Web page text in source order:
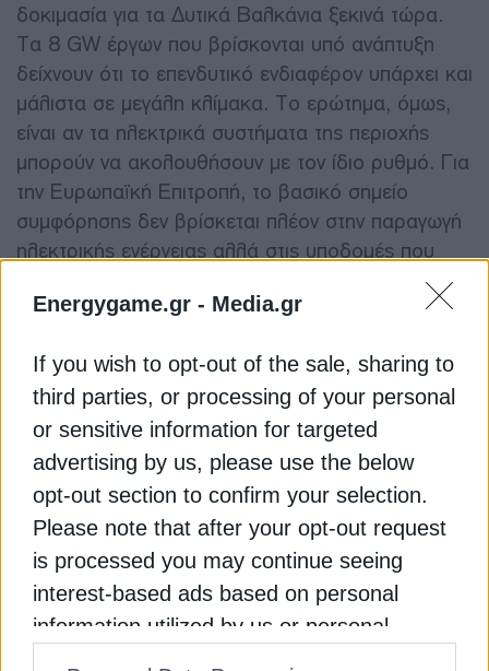
Energygame.gr - Media.gr
If you wish to opt-out of the sale, sharing to
third parties, or processing of your personal
or sensitive information for targeted
advertising by us, please use the below
opt-out section to confirm your selection.
Please note that after your opt-out request
is processed you may continue seeing
interest-based ads based on personal
information utilized by us or personal
δοκιμασία για τα Δυτικά Βαλκάνια ξεκινά τώρα.
Τα 8 GW έργων που βρίσκονται υπό ανάπτυξη
δείχνουν ότι το επενδυτικό ενδιαφέρον υπάρχει και
μάλιστα σε μεγάλη κλίμακα. Το ερώτημα, όμως,
είναι αν τα ηλεκτρικά συστήματα της περιοχής
μπορούν να ακολουθήσουν με τον ίδιο ρυθμό. Για
την Ευρωπαϊκή Επιτροπή, το βασικό σημείο
συμφόρησης δεν βρίσκεται πλέον στην παραγωγή
ηλεκτρικής ενέργειας αλλά στις υποδομές που
διαχειριστούν.
Τα δίκτυα μεταφοράς και διανομής της περιοχής
δεν έχουν σχεδιαστεί για να διαχειριστούν μεγάλες
ποσότητες μεταβλητής παραγωγής από ΑΠΕ.
Πρόκειται για υποδομές που αναπτύχθηκαν γύρω
από ένα παλαιότερο μοντέλο, με λίγες μεγάλες
μονάδες ηλεκτροπαραγωγής και
μονοκατευθυντικές ροές ενέργειας. Η μετάβαση
σε ένα αποκεντρωμένο μοντέλο, με χιλιάδες νέες
εγκαταστάσεις ηλιακής και αιολικής παραγωγής,
απαιτεί δίκτυα με δυνατότητα αμφίδρομων ροών,
Εγγραφή στο Newsletter